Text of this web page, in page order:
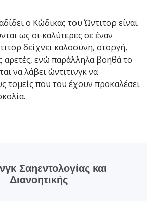
ο Κώδικας του Ώντιτορ είναι
ως οι καλύτερες σε έναν
δείχνει καλοσύνη, στοργή,
αρετές, ενώ παράλληλα βοηθά το
να λάβει ώντιτινγκ να
τομείς που του έχουν προκαλέσει
Σαηεντολογίας και
Διανοητικής